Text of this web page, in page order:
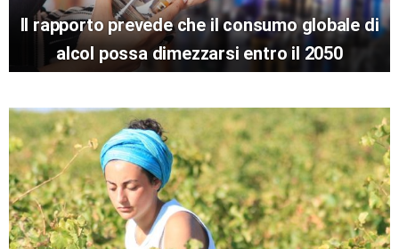
Il rapporto prevede che il consumo globale di
alcol possa dimezzarsi entro il 2050